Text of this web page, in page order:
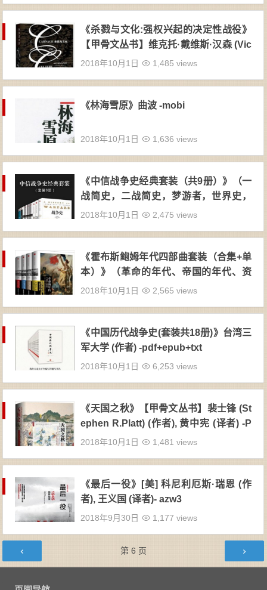
《杀戮与文化:强权兴起的决定性战役》
【甲骨文丛书】维克托·戴维斯·汉森 (Vic
tor Davis Hanson) (作者), 傅翀 (译者),
2018年10月1日 1,485 views
《林海雪原》曲波 -mobi
2018年10月1日 1,636 views
《中信战争史经典套装（共9册）》（一
战简史，二战简史，梦游者，世界史，
战争史，新罗马帝国衰亡史，权力的艺
bi+azw3+epub 【掌阅专版】
2018年10月1日 2,475 views
《霍布斯鲍姆年代四部曲套装（合集+单
本）》（革命的年代、帝国的年代、资
本的年代、极端的年代）-epub+mobi+a
2018年10月1日 2,565 views
《中国历代战争史(套装共18册)》台湾三
军大学 (作者) -pdf+epub+txt
2018年10月1日 6,253 views
《天国之秋》【甲骨文丛书】裴士锋 (St
ephen R.Platt) (作者), 黄中宪 (译者) -P
DF
2018年10月1日 1,481 views
《最后一役》[美] 科尼利厄斯·瑞恩 (作
者), 王义国 (译者)- azw3
2018年9月30日 1,177 views
文章导航 第 6 页